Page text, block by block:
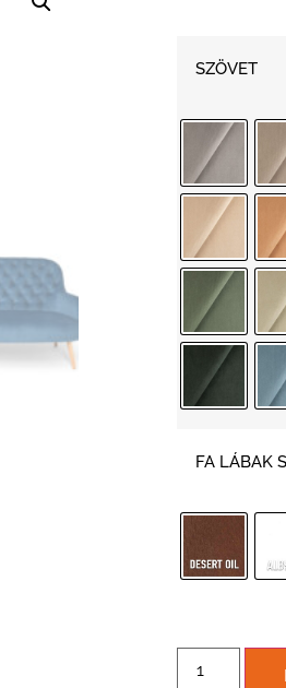
SZÖVET
FA LÁBAK